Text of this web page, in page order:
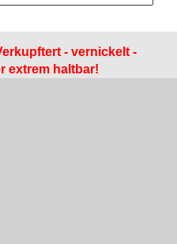
- vernickelt -
extrem haltbar!